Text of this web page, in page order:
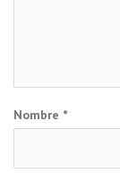
Nombre *